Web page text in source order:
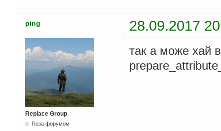
ping 28.09.2017
Replace Group
Поза форумом
так а може хай